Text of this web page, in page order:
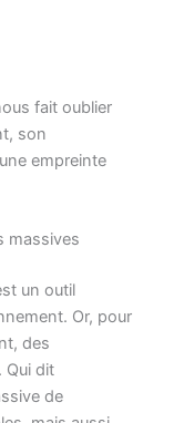
fait oublier
son
empreinte
massives
un outil
Or, pour
des
Qui dit
de